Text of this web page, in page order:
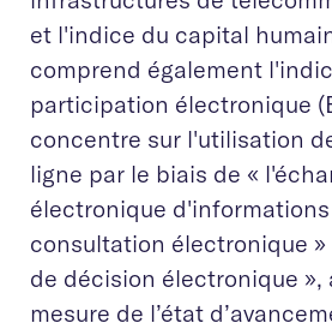
et l'indice du capital
comprend également
participation électronique
concentre sur l'utilisation
ligne par le biais de «
électronique d'informations
consultation électronique »
de décision électronique »,
mesure de l’état